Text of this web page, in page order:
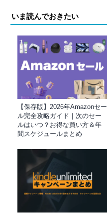
いま読んでおきたい
【保存版】2026年Amazonセー
ル完全攻略ガイド｜次のセー
ルはいつ？お得な買い方＆年
間スケジュールまとめ